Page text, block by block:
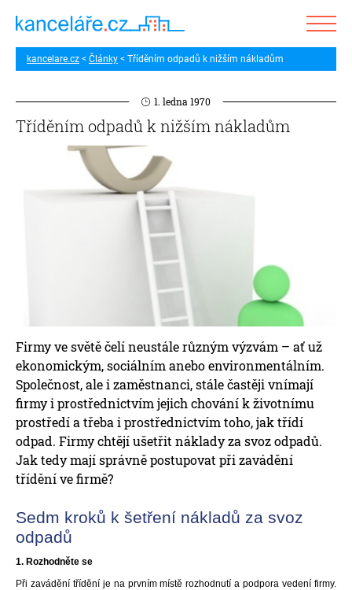
kancelare.cz Články Tříděním odpadů k nižším nákladům
1. ledna 1970
Tříděním odpadů k nižším nákladům
Firmy ve světě čelí neustále různým výzvám – ať už
ekonomickým, sociálním anebo environmentálním.
Společnost, ale i zaměstnanci, stále častěji vnímají
firmy i prostřednictvím jejich chování k životnímu
prostředí a třeba i prostřednictvím toho, jak třídí
odpad. Firmy chtějí ušetřit náklady za svoz odpadů.
Jak tedy mají správně postupovat při zavádění
třídění ve firmě?
Sedm kroků k šetření nákladů za svoz
odpadů
1. Rozhodněte se
Při zavádění třídění je na prvním místě rozhodnutí a podpora vedení firmy.